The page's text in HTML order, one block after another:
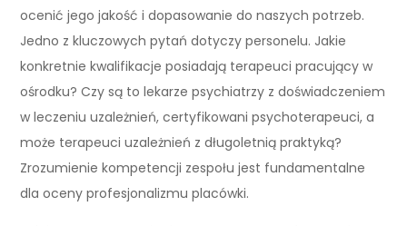
ocenić jego jakość i dopasowanie do naszych potrzeb.
Jedno z kluczowych pytań dotyczy personelu. Jakie
konkretnie kwalifikacje posiadają terapeuci pracujący w
ośrodku? Czy są to lekarze psychiatrzy z doświadczeniem
w leczeniu uzależnień, certyfikowani psychoterapeuci, a
może terapeuci uzależnień z długoletnią praktyką?
Zrozumienie kompetencji zespołu jest fundamentalne
dla oceny profesjonalizmu placówki.